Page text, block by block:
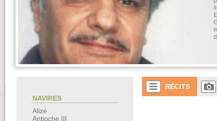
NAVIRES
Alizé
Antioche III
RÉCITS